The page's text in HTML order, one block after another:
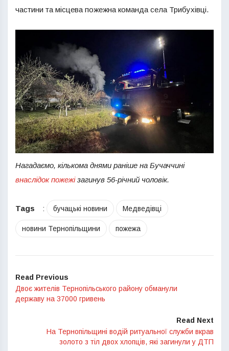
частини та місцева пожежна команда села Трибухівці.
Нагадаємо, кількома днями раніше на Бучаччині
внаслідок пожежізагинув 56-річний чоловік.
Tags : бучацькі новини Медведівці
новини Тернопільщини пожежа
Read Previous
Двоє жителів Тернопільського району обманули
державу на 37000 гривень
Read Next
На Тернопільщині водій ритуальної служби вкрав
золото з тіл двох хлопців, які загинули у ДТП